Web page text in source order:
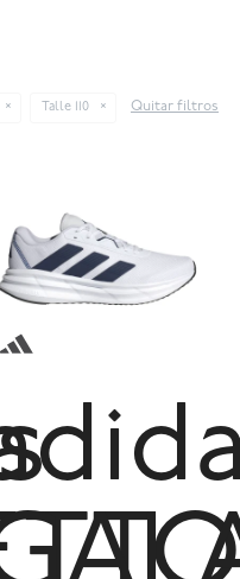
Talle 110 Quitar filtros